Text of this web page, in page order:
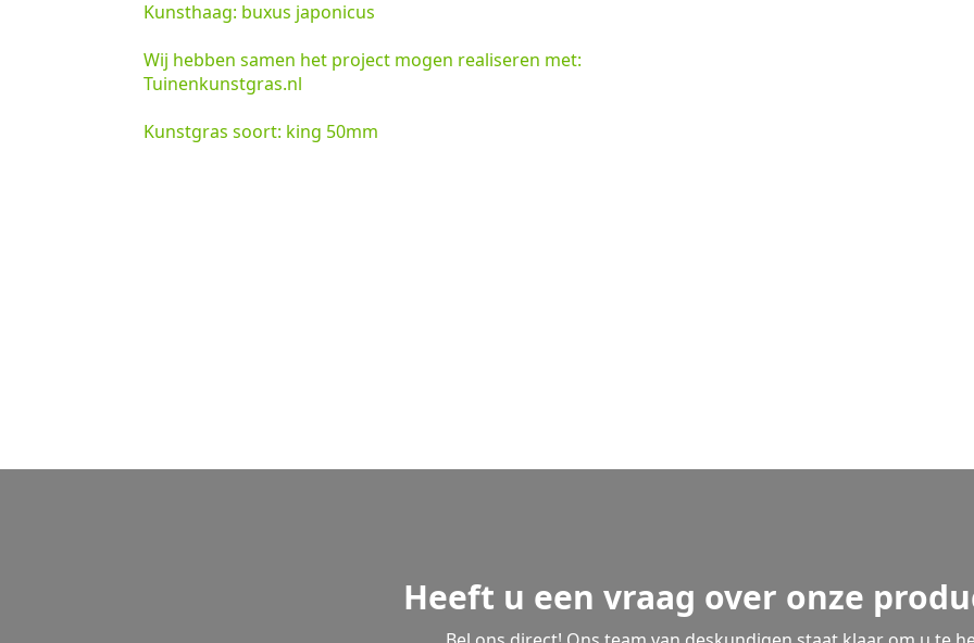
Kunsthaag: buxus japonicus
Wij hebben samen het project mogen realiseren met:
Tuinenkunstgras.nl
Kunstgras soort: king 50mm
Heeft u een vraag over onze